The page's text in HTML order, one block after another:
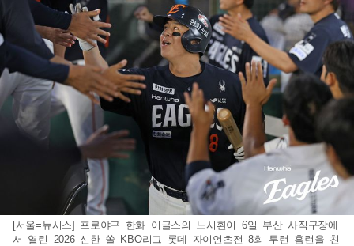
[서울=뉴시스] 프로야구 한화 이글스의 노시환이 6일 부산 사직구장에
서 열린 2026 신한 쏠 KBO리그 롯데 자이언츠전 8회 투런 홈런을 친